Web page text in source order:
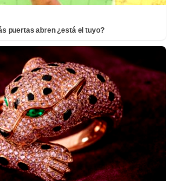
puertas abren ¿está el tuyo?